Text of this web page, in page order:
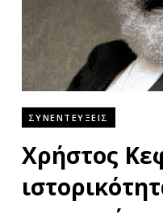
ΣΥΝΕΝΤΕΥΞΕΙΣ
Χρήστος